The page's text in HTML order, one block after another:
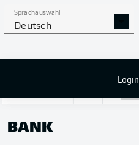
Sprachauswahl
Deutsch
Login
BANK